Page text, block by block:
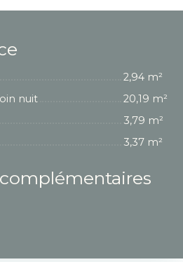
2,94 m²
nuit
20,19 m²
3,79 m²
3,37 m²